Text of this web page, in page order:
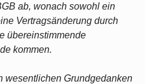
ab, wonach sowohl ein
Vertragsänderung durch
übereinstimmende
kommen.
wesentlichen Grundgedanken